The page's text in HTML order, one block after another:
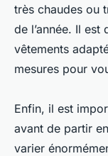
très chaudes ou
de l’année. Il
vêtements
mesures pour
Enfin, il est
avant de partir
varier